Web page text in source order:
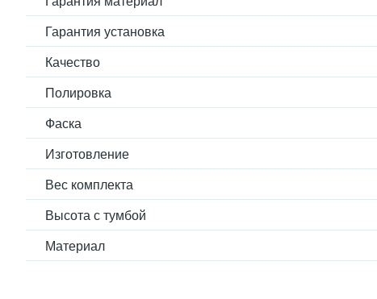
Гарантия установка
Качество
Полировка
Фаска
Изготовление
Вес комплекта
Высота с тумбой
Материал